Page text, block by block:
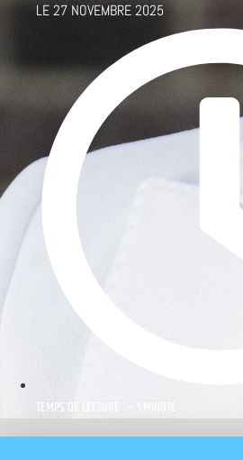
LE27 NOVEMBRE 2025
TEMPS DE LECTURE : < 1 MINUTE